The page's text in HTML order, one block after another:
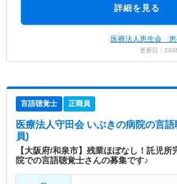
詳細を見る
医療法人恵生会 恵
更新日：
言語聴覚士 正職員
医療法人守田会 いぶきの病院の言語
員)
【大阪府/和泉市】残業ほぼなし！託児
院での言語聴覚士さんの募集です♪